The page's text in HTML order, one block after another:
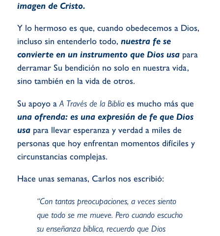
imagen de Cristo.
Y lo hermoso es que, cuando obedecemos a Dios,
incluso sin entenderlo todo, nuestra fe se
convierte en un instrumento que Dios usa para
derramar Su bendición no solo en nuestra vida,
sino también en la vida de otros.
Su apoyo aA Través de la Biblia es mucho más que
una ofrenda: es una expresión de fe que Dios
usa para llevar esperanza y verdad a miles de
personas que hoy enfrentan momentos difíciles y
circunstancias complejas.
Hace unas semanas, Carlos nos escribió:
“Con tantas preocupaciones, a veces siento
que todo se me mueve. Pero cuando escucho
su enseñanza bíblica, recuerdo que Dios